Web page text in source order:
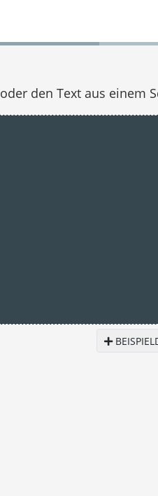
den Text aus einem